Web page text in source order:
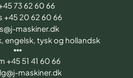
73 62 60 66
+45 20 62 60 66
maskiner.dk
engelsk, tysk og hollandsk
+45 51 41 60 66
maskiner.dk